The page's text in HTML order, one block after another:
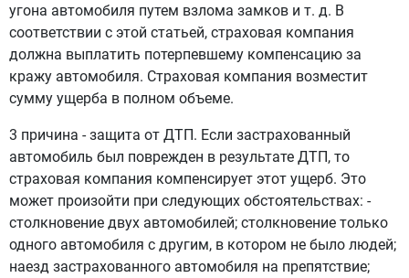
угона автомобиля путем взлома замков и т. д. В
соответствии с этой статьей, страховая компания
должна выплатить потерпевшему компенсацию за
кражу автомобиля. Страховая компания возместит
сумму ущерба в полном объеме.
3 причина - защита от ДТП. Если застрахованный
автомобиль был поврежден в результате ДТП, то
страховая компания компенсирует этот ущерб. Это
может произойти при следующих обстоятельствах: -
столкновение двух автомобилей; столкновение только
одного автомобиля с другим, в котором не было людей;
наезд застрахованного автомобиля на препятствие;